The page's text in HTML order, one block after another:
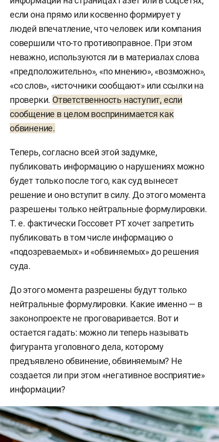
если она прямо или косвенно формирует у
людей впечатление, что человек или компания
совершили что-то противоправное. При этом
неважно, используются ли в материалах слова
«предположительно», «по мнению», «возможно»,
«со слов», «источники сообщают» или ссылки на
проверки. Ответственность наступит, если
сообщение в целом воспринимается как
обвинение.
Теперь, согласно всей этой задумке,
публиковать информацию о нарушениях можно
будет только после того, как суд вынесет
решение и оно вступит в силу. До этого момента
разрешены только нейтральные формулировки.
Т. е. фактически Госсовет РТ хочет запретить
публиковать в том числе информацию о
«подозреваемых» и «обвиняемых» до решения
суда.
До этого момента разрешены будут только
нейтральные формулировки. Какие именно — в
законопроекте не проговаривается. Вот и
остается гадать: можно ли теперь называть
фигуранта уголовного дела, которому
предъявлено обвинение, обвиняемым? Не
создается ли при этом «негативное восприятие»
информации?